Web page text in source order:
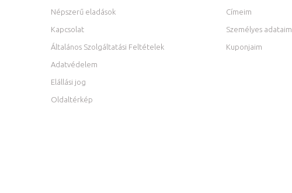
Népszerű eladások
Kapcsolat
Általános Szolgáltatási Feltételek
Adatvédelem
Elállási jog
Oldaltérkép
Címeim
Személyes adataim
Kuponjaim